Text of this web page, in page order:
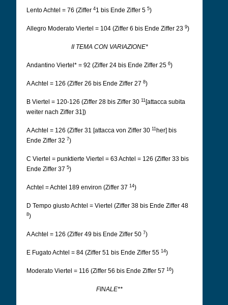
Lento Achtel = 76 (Ziffer 41 bis Ende Ziffer 5 5)
Allegro Moderato Viertel = 104 (Ziffer 6 bis Ende Ziffer 23 9)
II TEMA CON VARIAZIONE*
Andantino Viertel* = 92 (Ziffer 24 bis Ende Ziffer 25 6)
A Achtel = 126 (Ziffer 26 bis Ende Ziffer 27 8)
B Viertel = 120-126 (Ziffer 28 bis Ziffer 30 11 [attacca subita
weiter nach Ziffer 31])
A Achtel = 126 (Ziffer 31 [attacca von Ziffer 30 11 her] bis
Ende Ziffer 32 7)
C Viertel = punktierte Viertel = 63 Achtel = 126 (Ziffer 33 bis
Ende Ziffer 37 5)
Achtel = Achtel 189 environ (Ziffer 37 14)
D Tempo giusto Achtel = Viertel (Ziffer 38 bis Ende Ziffer 48
8)
A Achtel = 126 (Ziffer 49 bis Ende Ziffer 50 7)
E Fugato Achtel = 84 (Ziffer 51 bis Ende Ziffer 55 14)
Moderato Viertel = 116 (Ziffer 56 bis Ende Ziffer 57 16)
FINALE**